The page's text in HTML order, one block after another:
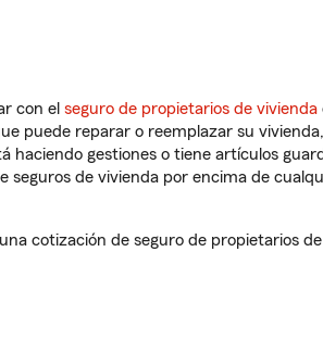
con el seguro de propietarios de vivienda
puede reparar o reemplazar su
haciendo gestiones o tiene artículos
seguros de vivienda por encima de
cotización de seguro de propietarios